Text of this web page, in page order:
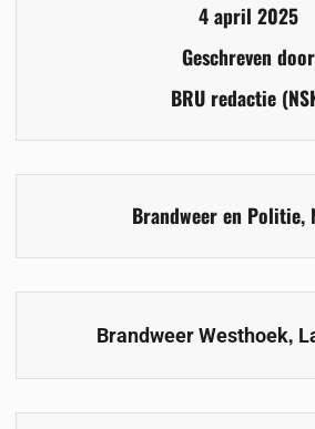
4 april 2025
Geschreven door
BRU redactie
Brandweer en Politie,
Brandweer Westhoek,